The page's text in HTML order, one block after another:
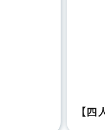
【四